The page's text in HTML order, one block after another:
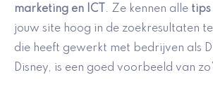
marketing en ICT
. Ze kennen alle tips
jouw site hoog in de zoekresultaten
die heeft gewerkt met bedrijven als
Disney, is een goed voorbeeld van